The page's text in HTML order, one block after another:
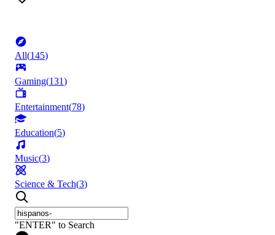
All(145)
Gaming(131)
Entertainment(78)
Education(5)
Music(3)
Science & Tech(3)
"ENTER" to Search